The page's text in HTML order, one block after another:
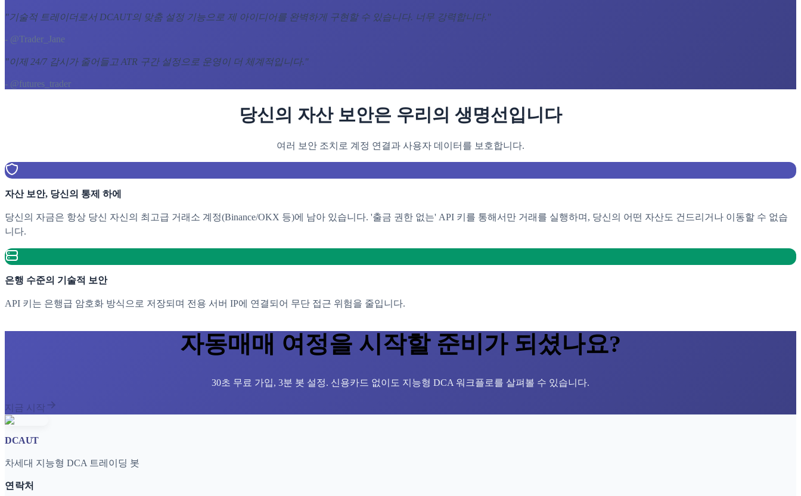
"기술적 트레이더로서 DCAUT의 맞춤 설정 기능으로 제 아이디어를 완벽하게 구현할 수 있습니다. 너무 강력합니다."
- @Trader_Jane
"이제 24/7 감시가 줄어들고 ATR 구간 설정으로 운영이 더 체계적입니다."
- @futures_trader
당신의 자산 보안은 우리의 생명선입니다
여러 보안 조치로 계정 연결과 사용자 데이터를 보호합니다.
자산 보안, 당신의 통제 하에
당신의 자금은 항상 당신 자신의 최고급 거래소 계정(Binance/OKX 등)에 남아 있습니다. '출금 권한 없는' API 키를 통해서만 거래를 실행하며, 당신의 어떤 자산도 건드리거나 이동할 수 없습
니다.
은행 수준의 기술적 보안
API 키는 은행급 암호화 방식으로 저장되며 전용 서버 IP에 연결되어 무단 접근 위험을 줄입니다.
자동매매 여정을 시작할 준비가 되셨나요?
30초 무료 가입, 3분 봇 설정. 신용카드 없이도 지능형 DCA 워크플로를 살펴볼 수 있습니다.
지금 시작
DCAUT
차세대 지능형 DCA 트레이딩 봇
연락처